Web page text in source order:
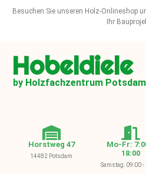
Besuchen Sie unseren Holz-Onlineshop
Ihr
Hobeldiele
by Holzfachzentrum Potsdam
Horstweg 47
14482 Potsdam
Mo-Fr:
18:00
Samstag: 09:00 -